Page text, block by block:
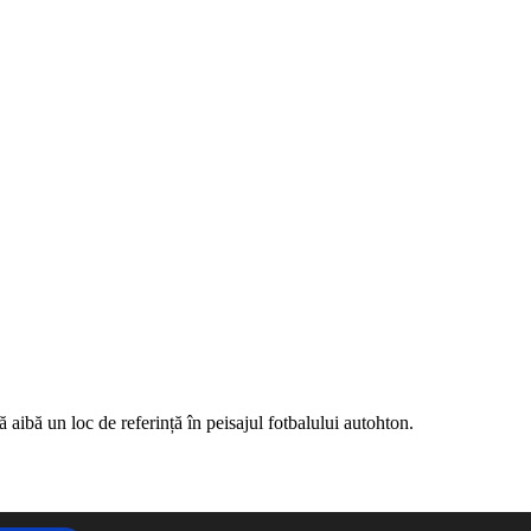
aibă un loc de referință în peisajul fotbalului autohton.